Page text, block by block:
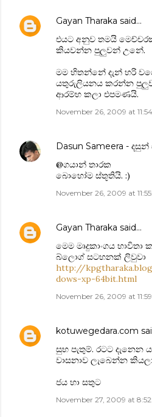
Gayan Tharaka said…
එයට අනුව තමයි
කියවන්න පුලුවන් උනේ.
මම හිතන්නේ දැන් හරි
යතුරුලියනය කරන්න
ආරම්භ කලා එපමණයි.
November 26, 2009 at
Dasun Sameera - දසුන්
@ගයාන් තාරක
බොහෝම ස්තූතියි. :)
November 26, 2009 at
Gayan Tharaka said…
මෙම මෘදුකාංගය
බ්ලොග් සටහනක් ලිවුවා
http://
dows-xp-64bit.html
November 26, 2009 at
kotuwegedara.com
සුභ පැතුම්. රටට
වාසනාව ලැබෙන්න කියලා
ජය හා සතුට
November 27, 2009 at